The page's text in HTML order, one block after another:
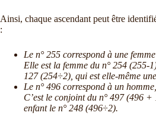
Ainsi, chaque ascendant peut être
:
Le n° 255 correspond à une
Elle est la femme du n° 254 (255-
127 (254÷2), qui est elle-même
Le n° 496 correspond à un
C’est le conjoint du n° 497 (496
enfant le n° 248 (496÷2).